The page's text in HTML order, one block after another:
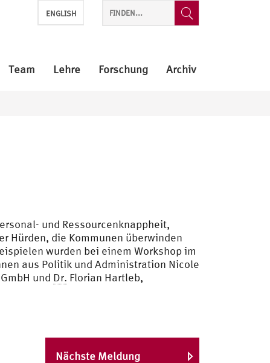
ENGLISH
Team Lehre Forschung Archiv
und Ressourcenknappheit,
Hürden, die Kommunen überwinden
wurden bei einem Workshop im
aus Politik und Administration Nicole
und Dr. Florian Hartleb,
Nächste Meldung